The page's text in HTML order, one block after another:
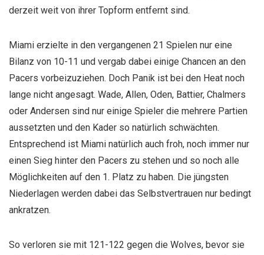
derzeit weit von ihrer Topform entfernt sind.
Miami erzielte in den vergangenen 21 Spielen nur eine
Bilanz von 10-11 und vergab dabei einige Chancen an den
Pacers vorbeizuziehen. Doch Panik ist bei den Heat noch
lange nicht angesagt. Wade, Allen, Oden, Battier, Chalmers
oder Andersen sind nur einige Spieler die mehrere Partien
aussetzten und den Kader so natürlich schwächten.
Entsprechend ist Miami natürlich auch froh, noch immer nur
einen Sieg hinter den Pacers zu stehen und so noch alle
Möglichkeiten auf den 1. Platz zu haben. Die jüngsten
Niederlagen werden dabei das Selbstvertrauen nur bedingt
ankratzen.
So verloren sie mit 121-122 gegen die Wolves, bevor sie